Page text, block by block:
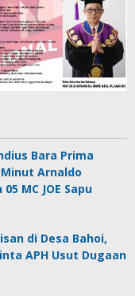
Bara Prima
Arnaldo
MC JOE Sapu
di Desa Bahoi,
APH Usut Dugaan